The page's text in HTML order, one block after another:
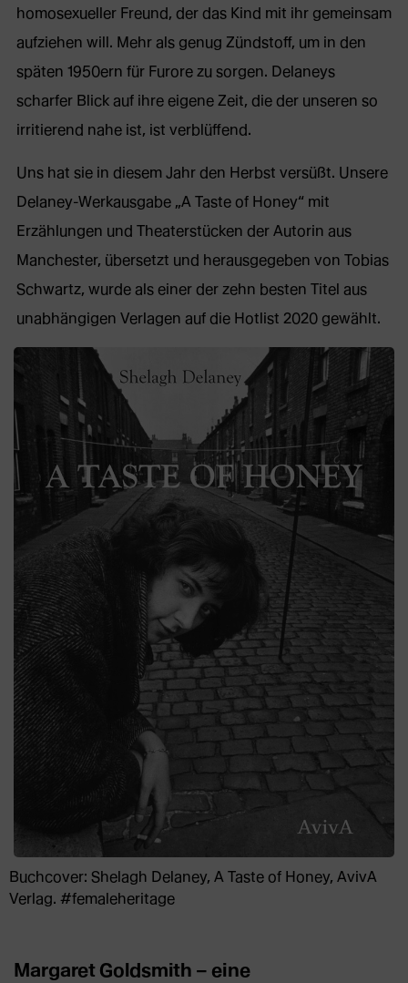
homosexueller Freund, der das Kind mit ihr gemeinsam
aufziehen will. Mehr als genug Zündstoff, um in den
späten 1950ern für Furore zu sorgen. Delaneys
scharfer Blick auf ihre eigene Zeit, die der unseren so
irritierend nahe ist, ist verblüffend.
Uns hat sie in diesem Jahr den Herbst versüßt. Unsere
Delaney-Werkausgabe „A Taste of Honey“ mit
Erzählungen und Theaterstücken der Autorin aus
Manchester, übersetzt und herausgegeben von Tobias
Schwartz, wurde als einer der zehn besten Titel aus
unabhängigen Verlagen auf die Hotlist 2020 gewählt.
Buchcover: Shelagh Delaney, A Taste of Honey, AvivA
Verlag. #femaleheritage
Margaret Goldsmith – eine